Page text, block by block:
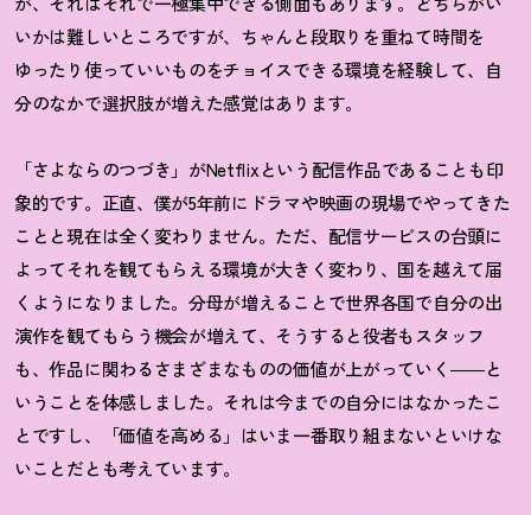
いかは難しいところですが、ちゃんと段取りを重ねて時間を
ゆったり使っていいものをチョイスできる環境を経験して、自
分のなかで選択肢が増えた感覚はあります。
「さよならのつづき」がNetflixという配信作品であることも印
象的です。正直、僕が5年前にドラマや映画の現場でやってきた
ことと現在は全く変わりません。ただ、配信サービスの台頭に
よってそれを観てもらえる環境が大きく変わり、国を越えて届
くようになりました。分母が増えることで世界各国で自分の出
演作を観てもらう機会が増えて、そうすると役者もスタッフ
も、作品に関わるさまざまなものの価値が上がっていく――と
いうことを体感しました。それは今までの自分にはなかったこ
とですし、「価値を高める」はいま一番取り組まないといけな
いことだとも考えています。